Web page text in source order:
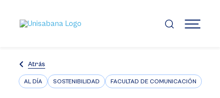
contenido
principal
MENÚ
Atrás
AL DÍA SOSTENIBILIDAD FACULTAD DE COMUNICACIÓN